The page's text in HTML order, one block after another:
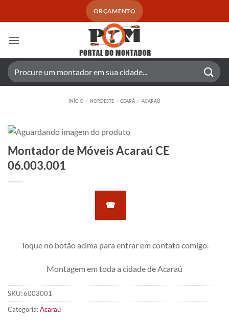
ORÇAMENTO
Pesquisar
por:
INÍCIO / NORDESTE / CEARÁ / ACARAÚ
Montador de Móveis Acaraú CE
06.003.001
☎
Toque no botão acima para entrar em contato comigo.
Montagem em toda a cidade de Acaraú
SKU:6003001
Categoria:Acaraú